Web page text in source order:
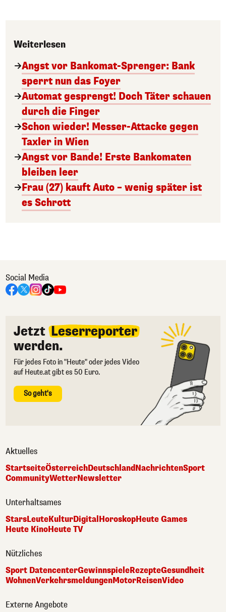
Weiterlesen
Angst vor Bankomat-Sprenger: Bank
sperrt nun das Foyer
Automat gesprengt! Doch Täter schauen
durch die Finger
Schon wieder! Messer-Attacke gegen
Taxler in Wien
Angst vor Bande! Erste Bankomaten
bleiben leer
Frau (27) kauft Auto – wenig später ist
es Schrott
Social Media
Jetzt Leserreporter
werden.
Für jedes Foto in "Heute" oder jedes Video
auf Heute.at gibt es 50 Euro.
So geht's
Aktuelles
StartseiteÖsterreichDeutschlandNachrichtenSport
CommunityWetterNewsletter
Unterhaltsames
StarsLeuteKulturDigitalHoroskopHeute Games
Heute KinoHeute TV
Nützliches
Sport DatencenterGewinnspieleRezepteGesundheit
WohnenVerkehrsmeldungenMotorReisenVideo
Externe Angebote